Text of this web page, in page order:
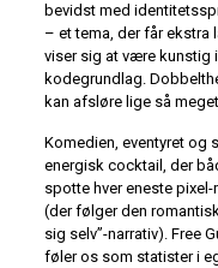
bevidst med
– et tema, der får ekstra
viser sig at være kunstig
kodegrundlag.
kan afsløre lige så
Komedien, eventyret og
energisk cocktail, der
spotte hver eneste
(der følger den
sig selv”-narrativ). Free
føler os som statister i